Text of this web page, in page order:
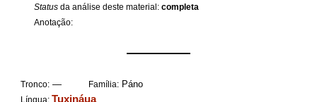
Status da análise deste material:completa
Anotação:
——————
Tronco: — Família: Páno
Língua: Tuxináua